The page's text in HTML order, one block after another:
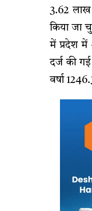
3.62 लाख
किया जा
में प्रदेश
दर्ज की
वर्षा